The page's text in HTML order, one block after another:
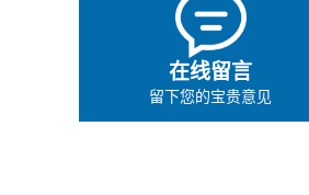
在线留言
留下您的宝贵意见